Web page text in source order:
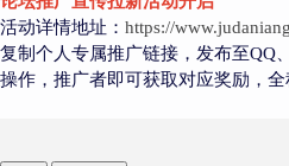
活动详情地址： https://
复制个人专属推广链接，发布至QQ
操作，推广者即可获取对应奖励，全